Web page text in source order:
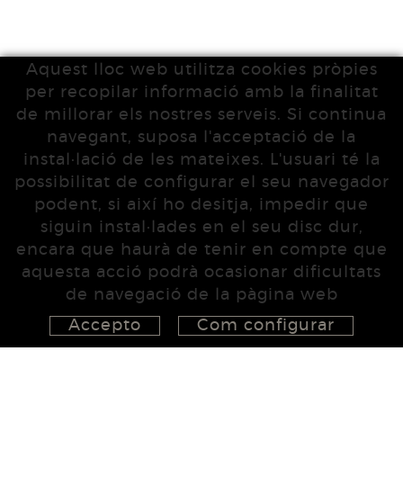
Aquest lloc web utilitza cookies pròpies
per recopilar informació amb la finalitat
de millorar els nostres serveis. Si continua
navegant, suposa l'acceptació de la
instal·lació de les mateixes. L'usuari té la
possibilitat de configurar el seu navegador
podent, si així ho desitja, impedir que
siguin instal·lades en el seu disc dur,
encara que haurà de tenir en compte que
aquesta acció podrà ocasionar dificultats
de navegació de la pàgina web
Accepto
Com configurar